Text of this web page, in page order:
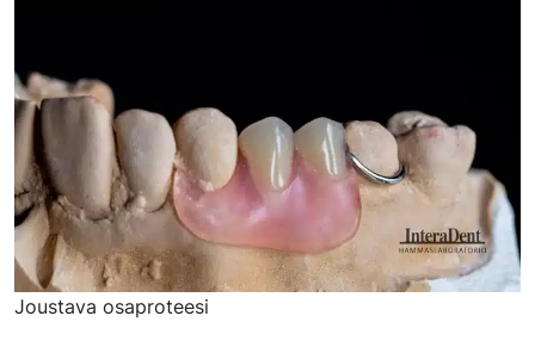
Joustava osaproteesi